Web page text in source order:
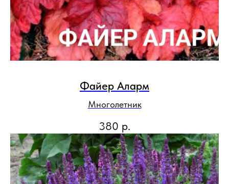
Файер Аларм
Многолетник
380 р.